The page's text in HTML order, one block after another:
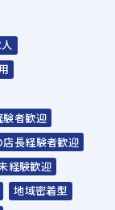
募くださ
。
験者歓迎
長経験者歓迎
経験歓迎
地域密着型